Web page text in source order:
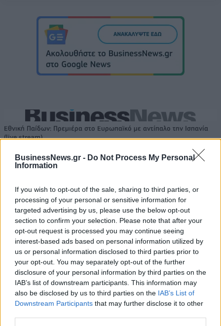
BusinessNews.gr - Do Not Process My Personal
Information
If you wish to opt-out of the sale, sharing to third parties, or
processing of your personal or sensitive information for
targeted advertising by us, please use the below opt-out
section to confirm your selection. Please note that after your
opt-out request is processed you may continue seeing
interest-based ads based on personal information utilized by
us or personal information disclosed to third parties prior to
your opt-out. You may separately opt-out of the further
disclosure of your personal information by third parties on the
IAB’s list of downstream participants. This information may
also be disclosed by us to third parties on the IAB’s List of
Downstream Participants that may further disclose it to other
Εθνική Παίδων: Πρεμιέρα στο Ευρωπαϊκό με αντίπαλο την Ισπανία
(live stream)
Ιωάννινα κόντρα στην Ιρλανδία
(live stream)
Β.Σ. Καρούλιας: Τζίρος 98,7
εκατ. ευρώ και αύξηση κερδών
57% - Τα νέα στοιχήματα σε
low & non alcohol
Metlen: Ρεκόρ EBITDA στο α' εξάμηνο, στα 550 εκατ. ευρώ – Καθαρά
κέρδη 313 εκατ. ευρώ
σε 843 μέσα ενημέρωσης-
ευρώ σε 451 επιχειρήσεις
ξεκίνησε το πρόγραμμα